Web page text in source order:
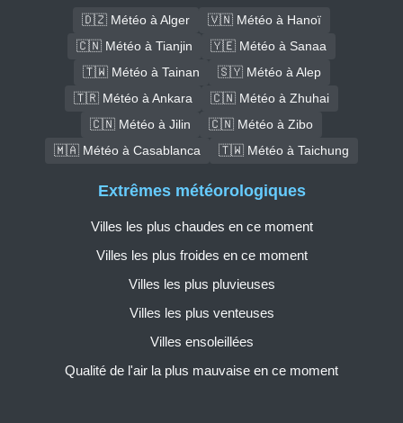
🇩🇿 Météo à Alger
🇻🇳 Météo à Hanoï
🇨🇳 Météo à Tianjin
🇾🇪 Météo à Sanaa
🇹🇼 Météo à Tainan
🇸🇾 Météo à Alep
🇹🇷 Météo à Ankara
🇨🇳 Météo à Zhuhai
🇨🇳 Météo à Jilin
🇨🇳 Météo à Zibo
🇲🇦 Météo à Casablanca
🇹🇼 Météo à Taichung
Extrêmes météorologiques
Villes les plus chaudes en ce moment
Villes les plus froides en ce moment
Villes les plus pluvieuses
Villes les plus venteuses
Villes ensoleillées
Qualité de l'air la plus mauvaise en ce moment